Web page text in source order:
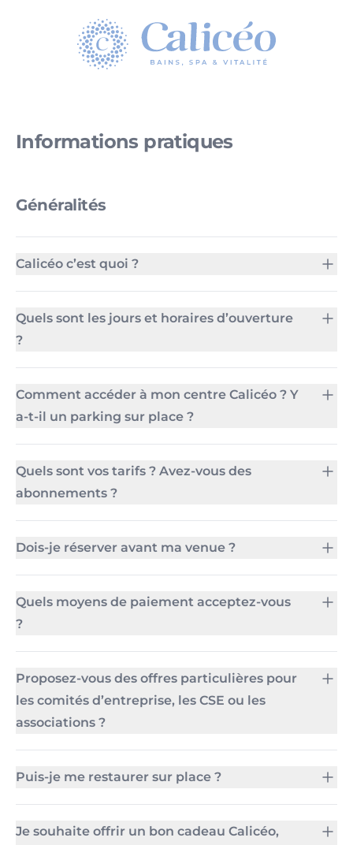
Homepage
Informations pratiques
Généralités
Calicéo c’est quoi ?
Quels sont les jours et horaires d’ouverture
?
Comment accéder à mon centre Calicéo ? Y
a-t-il un parking sur place ?
Quels sont vos tarifs ? Avez-vous des
abonnements ?
Dois-je réserver avant ma venue ?
Quels moyens de paiement acceptez-vous
?
Proposez-vous des offres particulières pour
les comités d’entreprise, les CSE ou les
associations ?
Puis-je me restaurer sur place ?
Je souhaite offrir un bon cadeau Calicéo,